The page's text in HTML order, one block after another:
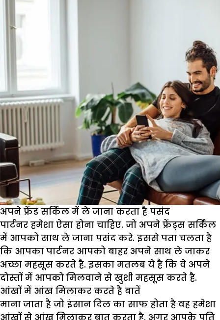
अपने फ्रेंड सर्किल में ले जाना करता है पसंद
पार्टनर हमेशा ऐसा होना चाहिए. जो अपने फ्रेंड्स सर्किल
में आपको साथ ले जाना पसंद करे. इससे पता चलता है
कि आपका पार्टनर आपको बाहर अपने साथ ले जाकर
अच्छा महसूस करते है. इसका मतलब ये है कि वे अपने
दोस्तों में आपको मिलवाने से खुशी महसूस करते है.
आंखों में आंख मिलाकर करते है बातें
माना जाता है जो इंसान दिल का साफ होता है वह हमेशा
आंखों से आंख मिलाकर बात करता है. अगर आपके पति